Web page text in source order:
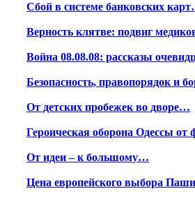
Сбой в системе банковских
Верность клятве: подвиг
Война 08.08.08: рассказы
Безопасность, правопорядок и
От детских пробежек во дворе…
Героическая оборона Одессы
От идеи – к большому…
Цена европейского выбора